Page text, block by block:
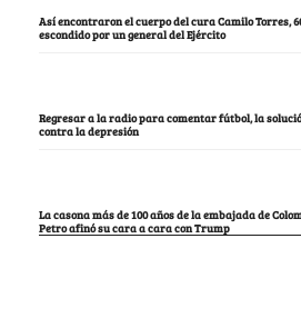
Así encontraron el cuerpo del cura Camilo Torres,
escondido por un general del Ejército
Regresar a la radio para comentar fútbol, la
contra la depresión
La casona más de 100 años de la embajada de
Petro afinó su cara a cara con Trump